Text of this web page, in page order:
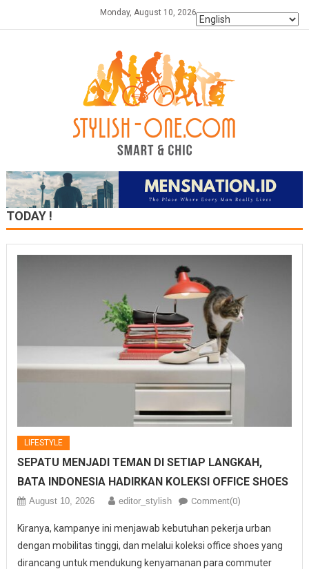
Monday, August 10, 2026
TODAY !
LIFESTYLE
SEPATU MENJADI TEMAN DI SETIAP LANGKAH,
BATA INDONESIA HADIRKAN KOLEKSI OFFICE SHOES
August 10, 2026 editor_stylish Comment(0)
Kiranya, kampanye ini menjawab kebutuhan pekerja urban
dengan mobilitas tinggi, dan melalui koleksi office shoes yang
dirancang untuk mendukung kenyamanan para commuter